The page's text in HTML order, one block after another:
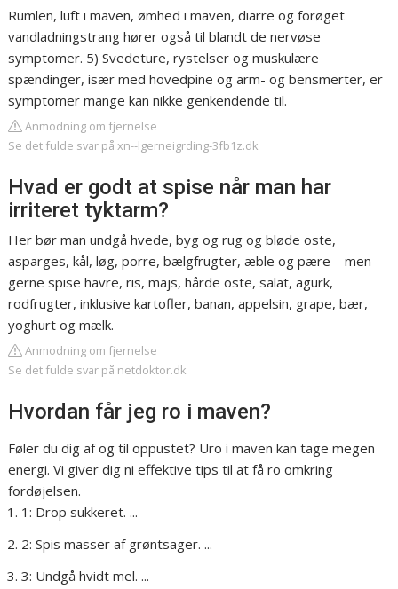
Rumlen, luft i maven, ømhed i maven, diarre og forøget
vandladningstrang hører også til blandt de nervøse
symptomer. 5) Svedeture, rystelser og muskulære
spændinger, især med hovedpine og arm- og bensmerter, er
symptomer mange kan nikke genkendende til.
Anmodning om fjernelse
Se det fulde svar på xn--lgerneigrding-3fb1z.dk
Hvad er godt at spise når man har
irriteret tyktarm?
Her bør man undgå hvede, byg og rug og bløde oste,
asparges, kål, løg, porre, bælgfrugter, æble og pære – men
gerne spise havre, ris, majs, hårde oste, salat, agurk,
rodfrugter, inklusive kartofler, banan, appelsin, grape, bær,
yoghurt og mælk.
Anmodning om fjernelse
Se det fulde svar på netdoktor.dk
Hvordan får jeg ro i maven?
Føler du dig af og til oppustet? Uro i maven kan tage megen
energi. Vi giver dig ni effektive tips til at få ro omkring
fordøjelsen.
1: Drop sukkeret. ...
2: Spis masser af grøntsager. ...
3: Undgå hvidt mel. ...